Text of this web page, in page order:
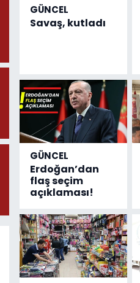
GÜNCEL
Savaş, kutladı
GÜNCEL
Erdoğan’dan
flaş seçim
açıklaması!